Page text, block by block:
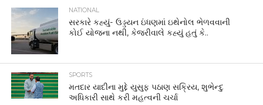
NATIONAL
સરકારે કહ્યું- ઉડ્ડયન ઇંધણમાં ઇથેનોલ ભેળવવાની
કોઈ યોજના નથી, કેજરીવાલે કહ્યું હતું કે..
SPORTS
મતદાર યાદીના મુદ્દે યુસુફ પઠાણ સક્રિય, શુભેન્દુ
અધિકારી સાથે કરી મહત્વની ચર્ચા